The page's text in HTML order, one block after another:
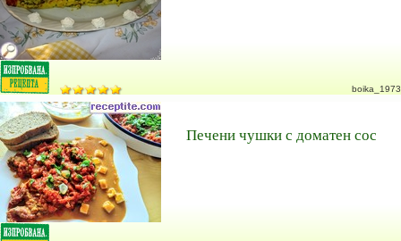
boika_1973
Печени чушки с доматен сос